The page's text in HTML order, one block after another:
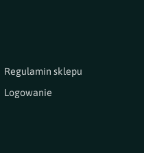
Regulamin sklepu
Logowanie